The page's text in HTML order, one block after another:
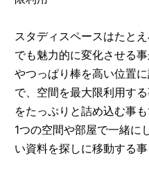
スタディスペースはたと
でも魅力的に変化させる
やつっぱり棒を高い位置
で、空間を最大限利用す
をたっぷりと詰め込む事
1つの空間や部屋で一緒に
い資料を探しに移動する事